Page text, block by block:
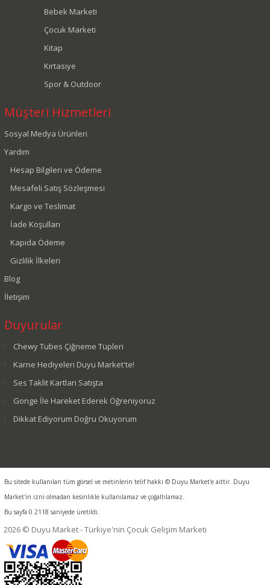
Bebek Marketi
Çocuk Marketi
Kitap
Kırtasiye
Spor & Outdoor
Müşteri Hizmetleri
Sosyal Medya Ürünleri
Yardım
Hesap Bilgileri ve Ödeme
Mesafeli Satış Sözleşmesi
Kargo ve Teslimat
İade Koşulları
Kapıda Ödeme
Gizlilik İlkeleri
Blog
İletişim
Duyurular
Chewy Tubes Çiğneme Tüpleri
Karne Hediyeleri Duyu Market'te!
Ses Taklit Kartları Satışta
Gonge İle Hareket Ederek Öğreniyoruz
Dikkat Ediyorum Doğru Okuyorum
Bu sitede kullanılan tüm görsel ve metinlerin telif hakkı © Duyu Market'e aittir. Duyu
Market'in izni olmadan kesinlikle kullanılamaz ve çoğaltılamaz.
Bu sayfa 0.2118 saniyede üretildi.
2026 © Duyu Market - Türkiye'nin Çocuk Gelişim Marketi